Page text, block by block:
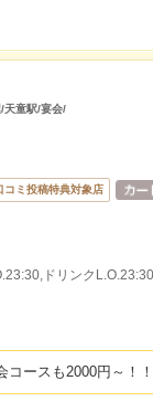
天童駅/宴会/
コミ投稿特典対象店
ドリンク
ースも2000円～！！